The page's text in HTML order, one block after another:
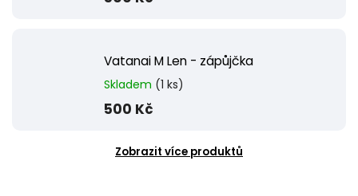
Vatanai M Len - zápůjčka
Skladem (1 ks)
500 Kč
Zobrazit více produktů